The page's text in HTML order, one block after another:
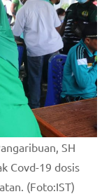
SH
Covd-19 dosis
(Foto:IST)